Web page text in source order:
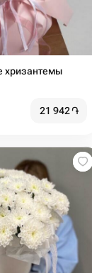
хризантемы
21 942֏